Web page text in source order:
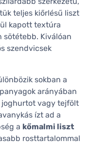
teljes kiőrlésű liszt
kapott textúra
sötétebb. Kiválóan
szendvicsek
sokban a
arányában
joghurtot vagy tejfölt
ízt ad a
a kőmalmi liszt
rosttartalommal